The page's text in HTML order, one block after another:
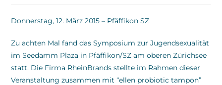
Donnerstag, 12. März 2015 – Pfäffikon SZ
Zu achten Mal fand das Symposium zur Jugendsexualität
im Seedamm Plaza in Pfäffikon/SZ am oberen Zürichsee
statt. Die Firma RheinBrands stellte im Rahmen dieser
Veranstaltung zusammen mit “ellen probiotic tampon”